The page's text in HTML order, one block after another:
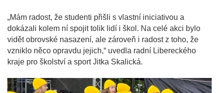
„Mám radost, že studenti přišli s vlastní iniciativou a
dokázali kolem ní spojit tolik lidí i škol. Na celé akci bylo
vidět obrovské nasazení, ale zároveň i radost z toho, že
vzniklo něco opravdu jejich,“ uvedla radní Libereckého
kraje pro školství a sport Jitka Skalická.